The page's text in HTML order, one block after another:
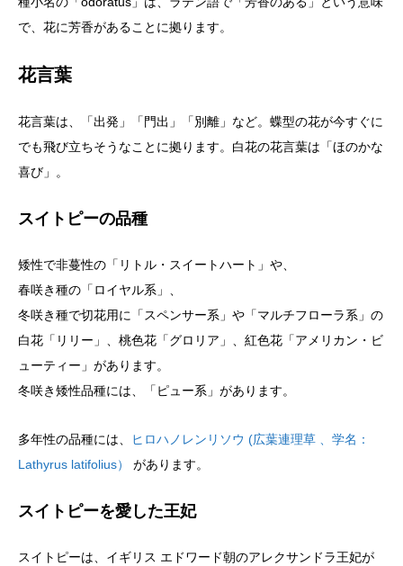
で、花に芳香があることに拠ります。
花言葉
花言葉は、「出発」「門出」「別離」など。蝶型の花が今すぐに
でも飛び立ちそうなことに拠ります。白花の花言葉は「ほのかな
喜び」。
スイトピーの品種
矮性で非蔓性の「リトル・スイートハート」や、
春咲き種の「ロイヤル系」、
冬咲き種で切花用に「スペンサー系」や「マルチフローラ系」の
白花「リリー」、桃色花「グロリア」、紅色花「アメリカン・ビ
ューティー」があります。
冬咲き矮性品種には、「ピュー系」があります。
多年性の品種には、
ヒロハノレンリソウ (広葉連理草 、学名：
Lathyrus latifolius）
があります。
スイトピーを愛した王妃
スイトピーは、イギリス エドワード朝のアレクサンドラ王妃が